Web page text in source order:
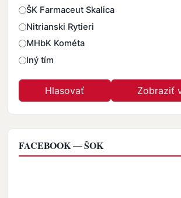
ŠK Farmaceut Skalica
Nitrianski Rytieri
MHbK Kométa
Iný tím
FACEBOOK — ŠOK